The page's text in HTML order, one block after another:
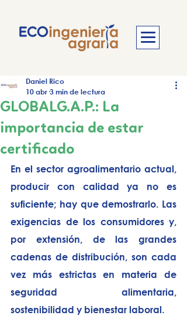
GLOBALG.A.P.: La
importancia de estar
certificado
Daniel Rico
10 abr 3 min de lectura
En el sector agroalimentario actual,
producir con calidad ya no es
suficiente; hay que demostrarlo. Las
exigencias de los consumidores y,
por extensión, de las grandes
cadenas de distribución, son cada
vez más estrictas en materia de
seguridad alimentaria,
sostenibilidad y bienestar laboral.